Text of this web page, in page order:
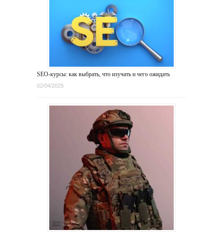
SEO-курсы: как выбрать, что изучать и чего ожидать
02/04/2025